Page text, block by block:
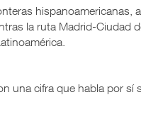
hispanoamericanas,
la ruta Madrid-Ciudad
una cifra que habla por